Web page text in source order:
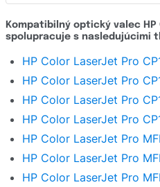
Detailný popis
Hodnotenie e-shopu
Opýtať sa
Kompatibilný optický valec HP
spolupracuje s nasledujúcimi
HP Color LaserJet Pro
HP Color LaserJet Pro
HP Color LaserJet Pro
HP Color LaserJet Pro
HP Color LaserJet Pro
HP Color LaserJet Pro
HP Color LaserJet Pro